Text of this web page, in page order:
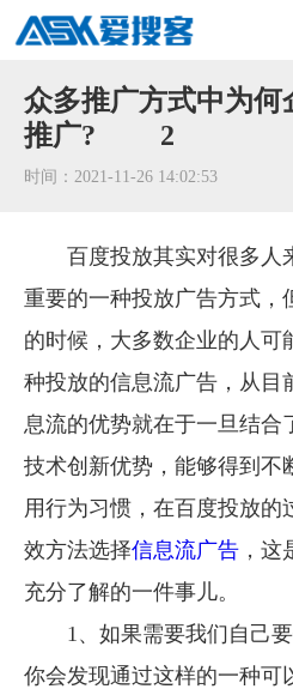
众多推广方式中为何
推广? 2
时间：2021-11-26 14:02:53
百度投放其实对很多人
重要的一种投放广告方式，
的时候，大多数企业的人可
种投放的信息流广告，从目
息流的优势就在于一旦结合
技术创新优势，能够得到不
用行为习惯，在百度投放的
效方法选择信息流广告 ，
充分了解的一件事儿。
1、如果需要我们自己要
你会发现通过这样的一种可